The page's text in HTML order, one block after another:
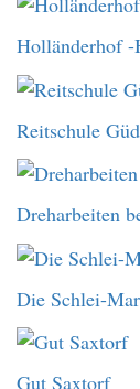
Holländerhof -
Reitschule
Dreharbeiten
Die Schlei-
Gut Saxtorf